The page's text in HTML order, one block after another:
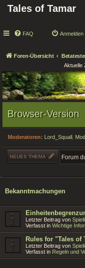
Tales of Tamar
FAQ Anmelden
Foren-Übersicht Betatester-Forum
Aktuelle
Browser-Version
Moderatoren: Lord_Squall
NEUES THEMA
Bekanntmachungen
Letzter Beitrag von
Verfasst in Wichtige
Rules for "Tales of
Letzter Beitrag von
Verfasst in Regeln und